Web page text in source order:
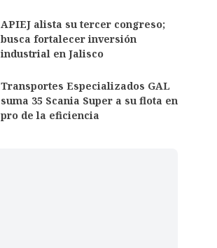
APIEJ alista su tercer congreso;
busca fortalecer inversión
industrial en Jalisco
Transportes Especializados GAL
suma 35 Scania Super a su flota en
pro de la eficiencia